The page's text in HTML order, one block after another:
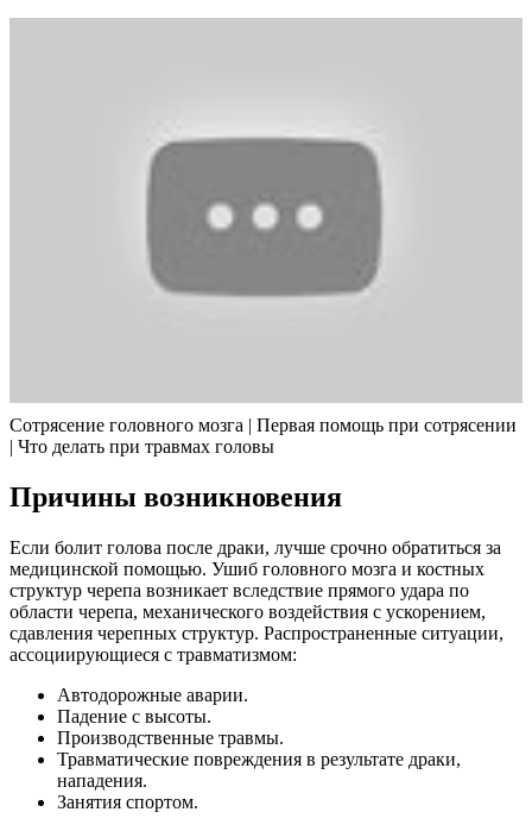
Сотрясение головного мозга | Первая помощь при сотрясении
| Что делать при травмах головы
Причины возникновения
Если болит голова после драки, лучше срочно обратиться за
медицинской помощью. Ушиб головного мозга и костных
структур черепа возникает вследствие прямого удара по
области черепа, механического воздействия с ускорением,
сдавления черепных структур. Распространенные ситуации,
ассоциирующиеся с травматизмом:
Автодорожные аварии.
Падение с высоты.
Производственные травмы.
Травматические повреждения в результате драки,
нападения.
Занятия спортом.